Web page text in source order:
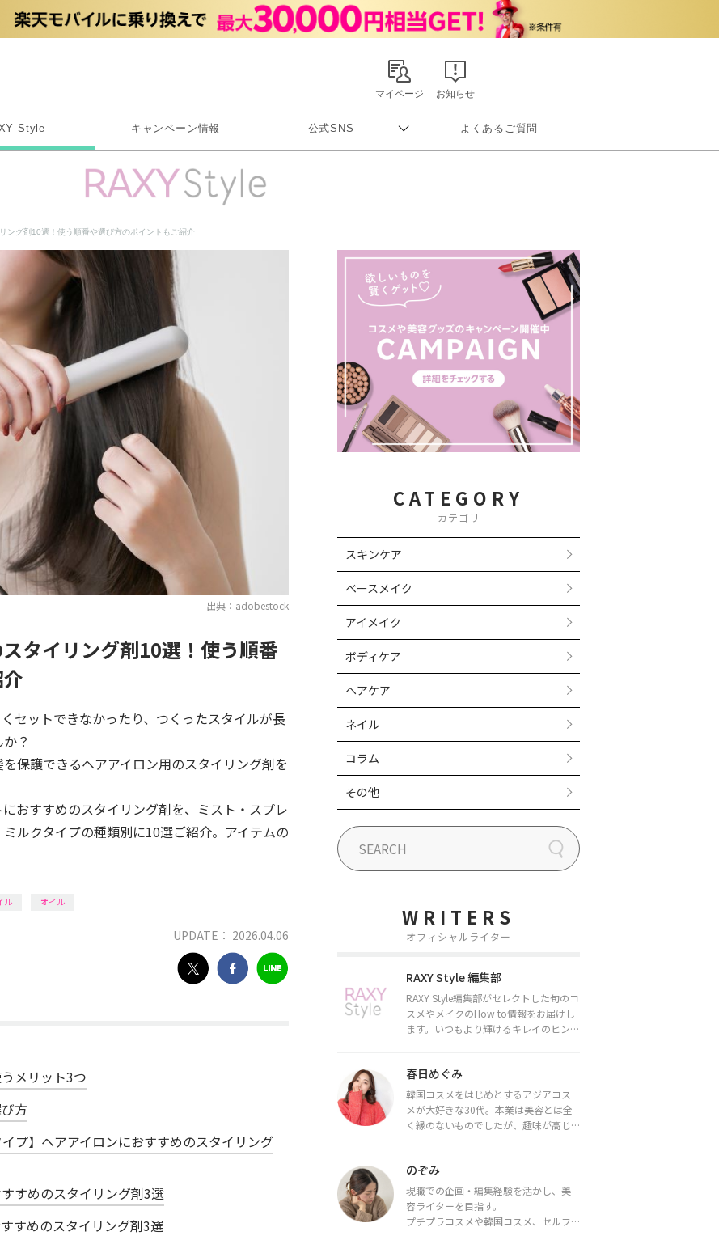
お知らせ
マイページ
Style キャンペーン情報 公式SNS
Rakuten Link
よくあるご質問
ング剤10選！使う順番や選び方のポイントもご紹介
出典：adobestock
タイリング剤10選！使う順番
セットできなかったり、つくったスタイルが長
？
保護できるヘアアイロン用のスタイリング剤を
おすすめのスタイリング剤を、ミスト・スプレ
ルクタイプの種類別に10選ご紹介。アイテムの
ル オイル
UPDATE： 2026.04.06
メリット3つ
方
プ】ヘアアイロンにおすすめのスタイリング
すめのスタイリング剤3選
すめのスタイリング剤3選
CATEGORY
カテゴリ
スキンケア
ベースメイク
アイメイク
ボディケア
ヘアケア
ネイル
コラム
その他
WRITERS
オフィシャルライター
RAXY Style 編集部
RAXY Style編集部がセレクトした旬のコ
スメやメイクのHow to情報をお届けし
ます。いつもより輝けるキレイのヒント
春日めぐみ
韓国コスメをはじめとするアジアコス
メが大好きな30代。本業は美容とは全
く縁のないものでしたが、趣味が高じ
ライターとして活動中。
都内で16タイプパーソナルカラー診
断・顔タイプ診断・骨格診断によるイ
メージコンサルティングも行っていま
のぞみ
現職での企画・編集経験を活かし、美
容ライターを目指す。
プチプラコスメや韓国コスメ、セルフ